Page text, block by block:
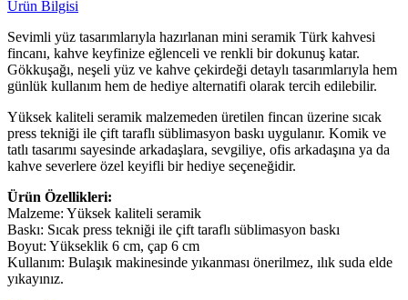
Ürün Bilgisi
Sevimli yüz tasarımlarıyla hazırlanan mini seramik Türk kahvesi
fincanı, kahve keyfinize eğlenceli ve renkli bir dokunuş katar.
Gökkuşağı, neşeli yüz ve kahve çekirdeği detaylı tasarımlarıyla hem
günlük kullanım hem de hediye alternatifi olarak tercih edilebilir.
Yüksek kaliteli seramik malzemeden üretilen fincan üzerine sıcak
press tekniği ile çift taraflı süblimasyon baskı uygulanır. Komik ve
tatlı tasarımı sayesinde arkadaşlara, sevgiliye, ofis arkadaşına ya da
kahve severlere özel keyifli bir hediye seçeneğidir.
Ürün Özellikleri:
Malzeme: Yüksek kaliteli seramik
Baskı: Sıcak press tekniği ile çift taraflı süblimasyon baskı
Boyut: Yükseklik 6 cm, çap 6 cm
Kullanım: Bulaşık makinesinde yıkanması önerilmez, ılık suda elde
yıkayınız.